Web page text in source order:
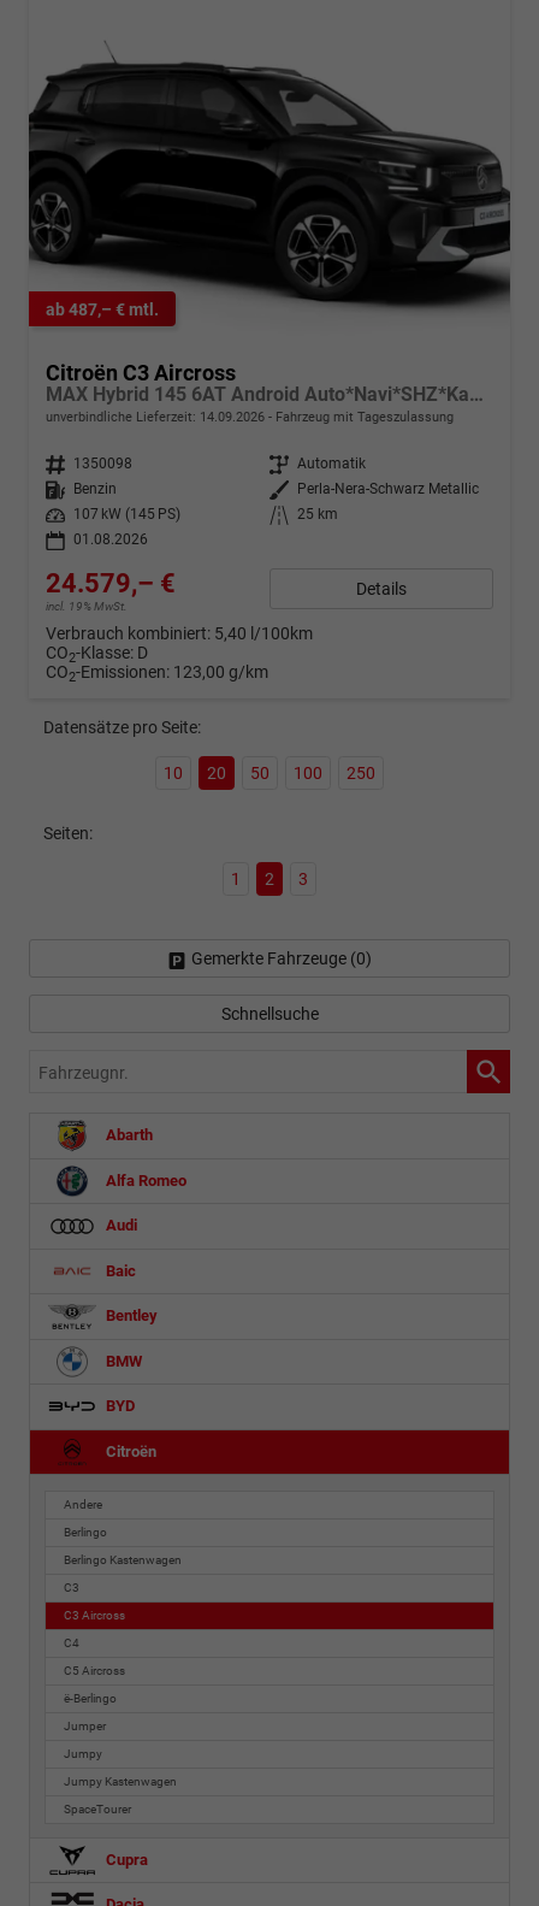
ab 487,– € mtl.
Citroën C3 Aircross
MAX Hybrid 145 6AT Android Auto*Navi*SHZ*Kamera*Totwinkel*Keyless*17"*Klimaauto
unverbindliche Lieferzeit: 14.09.2026 Fahrzeug mit Tageszulassung
Fahrzeugnr. 1350098 Getriebe Automatik
Kraftstoff
Benzin Außenfarbe
Perla-Nera-Schwarz Metallic
Leistung
107 kW (145 PS) Kilometerstand
25 km
01.08.2026
24.579,– €
incl. 19% MwSt.
Details
Verbrauch kombiniert: 5,40 l/100km
CO2-Klasse: D
CO2-Emissionen: 123,00 g/km
Datensätze pro Seite:
10 20 50 100 250
Seiten:
1 2 3
Gemerkte Fahrzeuge (0)
Schnellsuche
Fahrzeugnr.
Abarth
Alfa Romeo
Audi
Baic
Bentley
BMW
BYD
Citroën
Andere
Berlingo
Berlingo Kastenwagen
C3
C3 Aircross
C4
C5 Aircross
ë-Berlingo
Jumper
Jumpy
Jumpy Kastenwagen
SpaceTourer
Cupra